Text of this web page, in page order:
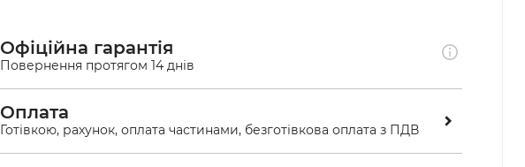
Офіційна гарантія
Повернення протягом 14 днів
Оплата
Готівкою, рахунок, оплата частинами, безготівкова оплата з ПДВ